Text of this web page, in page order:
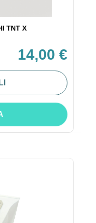
TNT X
14,00 €